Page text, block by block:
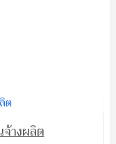
างผลิต